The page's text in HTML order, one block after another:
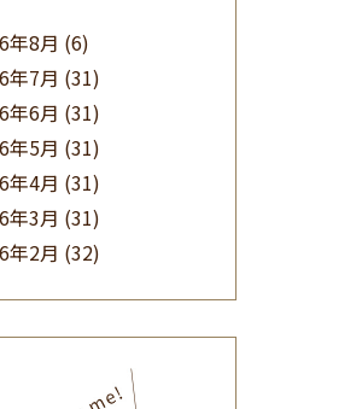
年8月 (6)
年7月 (31)
年6月 (31)
年5月 (31)
年4月 (31)
年3月 (31)
年2月 (32)
(32)